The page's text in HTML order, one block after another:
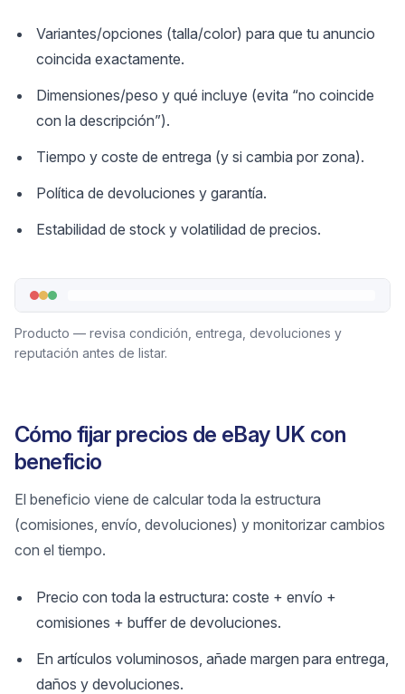
Variantes/opciones (talla/color) para que tu anuncio
coincida exactamente.
Dimensiones/peso y qué incluye (evita “no coincide
con la descripción”).
Tiempo y coste de entrega (y si cambia por zona).
Política de devoluciones y garantía.
Estabilidad de stock y volatilidad de precios.
Producto — revisa condición, entrega, devoluciones y
reputación antes de listar.
Cómo fijar precios de eBay UK con
beneficio
El beneficio viene de calcular toda la estructura
(comisiones, envío, devoluciones) y monitorizar cambios
con el tiempo.
Precio con toda la estructura: coste + envío +
comisiones + buffer de devoluciones.
En artículos voluminosos, añade margen para entrega,
daños y devoluciones.